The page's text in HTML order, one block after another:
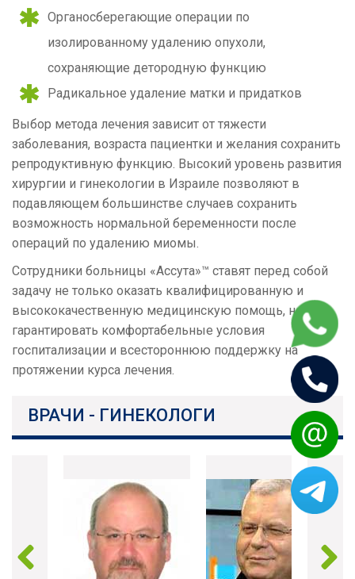
Органосберегающие операции по
изолированному удалению опухоли,
сохраняющие детородную функцию
Радикальное удаление матки и придатков
Выбор метода лечения зависит от тяжести
заболевания, возраста пациентки и желания сохранить
репродуктивную функцию. Высокий уровень развития
хирургии и гинекологии в Израиле позволяют в
подавляющем большинстве случаев сохранить
возможность нормальной беременности после
операций по удалению миомы.
Сотрудники больницы «Ассута»™ ставят перед собой
задачу не только оказать квалифицированную и
высококачественную медицинскую помощь, но и
гарантировать комфортабельные условия
госпитализации и всестороннюю поддержку на
протяжении курса лечения.
ВРАЧИ - ГИНЕКОЛОГИ